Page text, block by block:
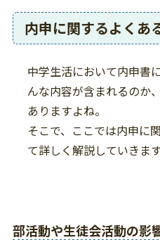
内申に関するよくあ
中学生活において内申書
んな内容が含まれるのか
ありますよね。
そこで、ここでは内申に
て詳しく解説していきます
部活動や生徒会活動の影